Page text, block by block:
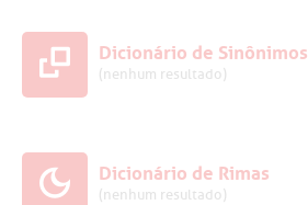
Dicionário de Sinônimos
(nenhum resultado)
Dicionário de Rimas
(nenhum resultado)